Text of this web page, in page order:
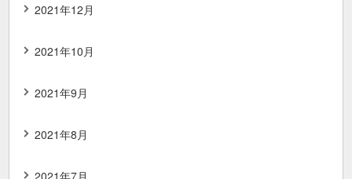
2021年12月
2021年10月
2021年9月
2021年8月
2021年7月